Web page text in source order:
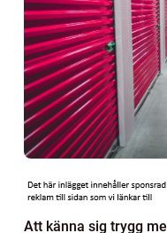
Att känna sig trygg